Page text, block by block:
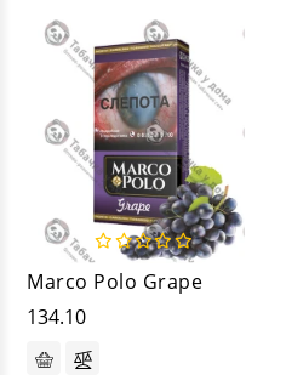
Marco Polo Grape
134.10